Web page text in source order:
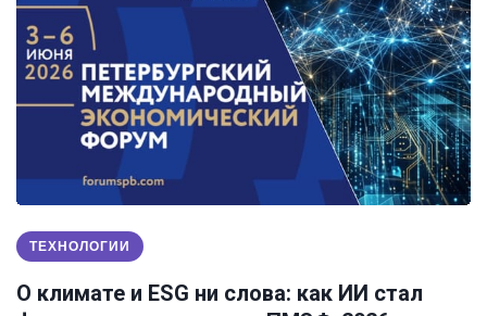
ТЕХНОЛОГИИ
О климате и ESG ни слова: как ИИ стал